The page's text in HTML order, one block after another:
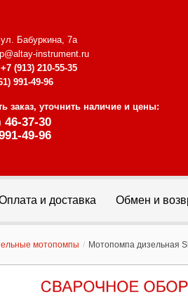
Бабуркина, 7а
instrument.ru
+7 (913) 210-55-35
991-49-96
заказ, уточнить наличие и цены:
46-37-30
49-96
и доставка Обмен и
мотопомпы / Мотопомпа дизельная